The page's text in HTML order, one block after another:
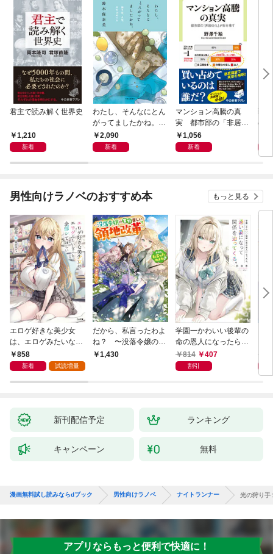
君主で読み解く世界史
1,210
新着
わたし、そんなにとん
がってましたかね。
獅子座、Ａ型、丙午は
めぐる
2,090
新着
マンション高騰の真
実 都市部の「非居住
化」が街を壊す
1,056
新着
戦
の
男性向けラノベのおすすめ本 もっと見る
エロゲ好きな美少女
は、エロゲみたいなこ
と全部シてほしい【電
子ＳＳ特典付き】
858
新着 試読増量
だから、私言ったわよ
ね？ 〜没落令嬢の案
外楽しい領地改革〜
1,430
学園一かわいい後輩の
命の恩人になったら、
通い妻になって関係を
迫ってくる。
814 407
割引
新刊配信予定 ランキング
キャンペーン 無料
漫画無料試し読みならdブック 男性向けラノベ ナイトランナー 光の狩り
アプリならもっと便利で快適に！